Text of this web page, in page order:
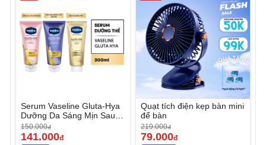
Serum Vaseline Gluta-Hya
Dưỡng Da Sáng Mịn Sau 7
Ngày
150.000đ
141.000đ
Quạt tích điện kẹp bàn mini
để bàn
219.000đ
79.000đ